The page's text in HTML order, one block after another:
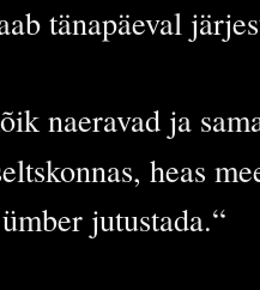
tänapäeval
naeravad ja
heas
jutustada.“